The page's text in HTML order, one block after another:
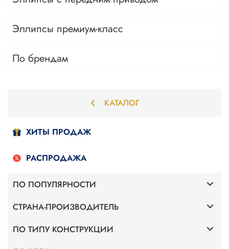
Эллипсы премиум-класс
По брендам
КАТАЛОГ
ХИТЫ ПРОДАЖ
РАСПРОДАЖА
ПО ПОПУЛЯРНОСТИ
Для дома
С передним приводом
СТРАНА-ПРОИЗВОДИТЕЛЬ
Германия
ПО ТИПУ КОНСТРУКЦИИ